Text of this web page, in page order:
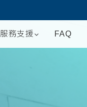
服務支援 FAQ